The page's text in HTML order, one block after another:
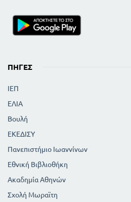
ΠΗΓΈΣ
ΙΕΠ
ΕΛΙΑ
Βουλή
ΕΚΕΔΙΣΥ
Πανεπιστήμιο Ιωαννίνων
Εθνική Βιβλιοθήκη
Ακαδημία Αθηνών
Σχολή Μωραϊτη